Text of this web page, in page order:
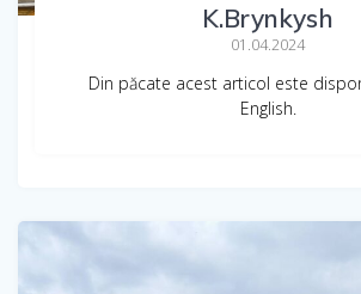
K.Brynkysh
01.04.2024
Din păcate acest articol este
English.